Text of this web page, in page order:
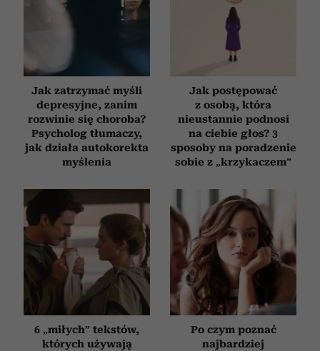
Jak zatrzymać myśli
depresyjne, zanim
rozwinie się choroba?
Psycholog tłumaczy,
jak działa autokorekta
myślenia
Jak postępować
z osobą, która
nieustannie podnosi
na ciebie głos? 3
sposoby na poradzenie
sobie z „krzykaczem”
6 „miłych” tekstów,
których używają
Po czym poznać
najbardziej